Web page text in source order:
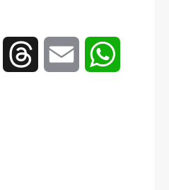
Gmail Threads Email